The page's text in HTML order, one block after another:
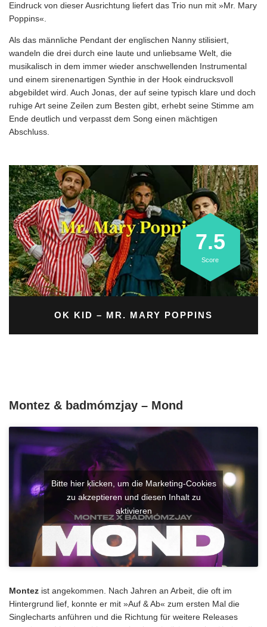
Eindruck von dieser Ausrichtung liefert das Trio nun mit »Mr. Mary
Poppins«.
Als das männliche Pendant der englischen Nanny stilisiert,
wandeln die drei durch eine laute und unliebsame Welt, die
musikalisch in dem immer wieder anschwellenden Instrumental
und einem sirenenartigen Synthie in der Hook eindrucksvoll
abgebildet wird. Auch Jonas, der auf seine typisch klare und doch
ruhige Art seine Zeilen zum Besten gibt, erhebt seine Stimme am
Ende deutlich und verpasst dem Song einen mächtigen
Abschluss.
OK KID – MR. MARY POPPINS
7.5
Score
Montez & badmómzjay – Mond
Bitte hier klicken, um die Marketing-Cookies
zu akzeptieren und diesen Inhalt zu
aktivieren
Montez ist angekommen. Nach Jahren an Arbeit, die oft im
Hintergrund lief, konnte er mit »Auf & Ab« zum ersten Mal die
Singlecharts anführen und die Richtung für weitere Releases